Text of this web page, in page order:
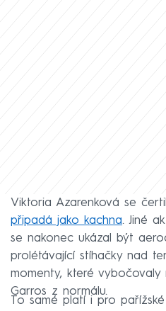
Viktoria Azarenková se
připadá jako kachna. Jiné
se nakonec ukázal být
prolétávající stíhačky nad
momenty, které vybočovaly
Garros z normálu.
To samé platí i pro